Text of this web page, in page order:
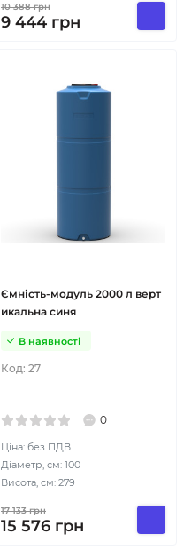
10 388грн
9 444 грн
Ємність-модуль 2000 л верт
икальна синя
Код: 27
В наявності
0
Ціна: без ПДВ
Діаметр, см: 100
Висота, см: 279
17 133грн
15 576 грн